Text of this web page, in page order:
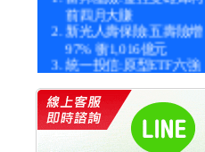
前四月大賺
新光人壽保險:五壽險增
97% 衝1,016億元
統一投信:原型ETF六強
漲逾九成
統一投信:主動式ETF溢
價 被盯上
新光人壽保險:新壽Q1外
價金將達996億